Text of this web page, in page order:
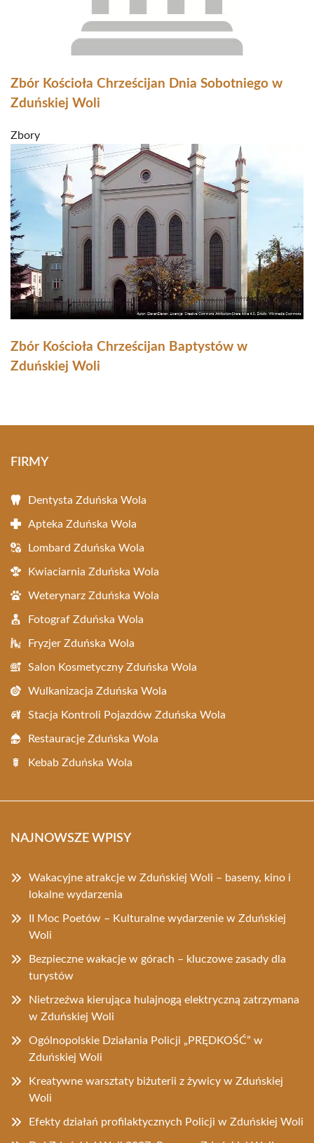
Zbór Kościoła Chrześcijan Dnia Sobotniego w
Zduńskiej Woli
Zbory
Zbór Kościoła Chrześcijan Baptystów w
Zduńskiej Woli
FIRMY
Dentysta Zduńska Wola
Apteka Zduńska Wola
Lombard Zduńska Wola
Kwiaciarnia Zduńska Wola
Weterynarz Zduńska Wola
Fotograf Zduńska Wola
Fryzjer Zduńska Wola
Salon Kosmetyczny Zduńska Wola
Wulkanizacja Zduńska Wola
Stacja Kontroli Pojazdów Zduńska Wola
Restauracje Zduńska Wola
Kebab Zduńska Wola
NAJNOWSZE WPISY
Wakacyjne atrakcje w Zduńskiej Woli – baseny, kino i
lokalne wydarzenia
II Moc Poetów – Kulturalne wydarzenie w Zduńskiej
Woli
Bezpieczne wakacje w górach – kluczowe zasady dla
turystów
Nietrzeźwa kierująca hulajnogą elektryczną zatrzymana
w Zduńskiej Woli
Ogólnopolskie Działania Policji „PRĘDKOŚĆ” w
Zduńskiej Woli
Kreatywne warsztaty biżuterii z żywicy w Zduńskiej
Woli
Efekty działań profilaktycznych Policji w Zduńskiej Woli